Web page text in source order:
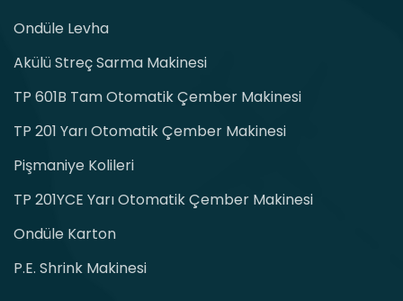
Ondüle Levha
Akülü Streç Sarma Makinesi
TP 601B Tam Otomatik Çember Makinesi
TP 201 Yarı Otomatik Çember Makinesi
Pişmaniye Kolileri
TP 201YCE Yarı Otomatik Çember Makinesi
Ondüle Karton
P.E. Shrink Makinesi